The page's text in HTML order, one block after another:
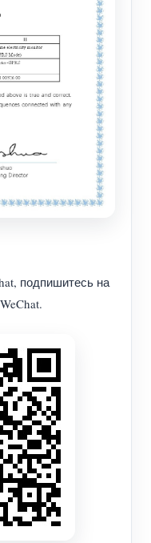
подпишитесь на